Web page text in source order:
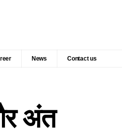
News Contact us
अंत